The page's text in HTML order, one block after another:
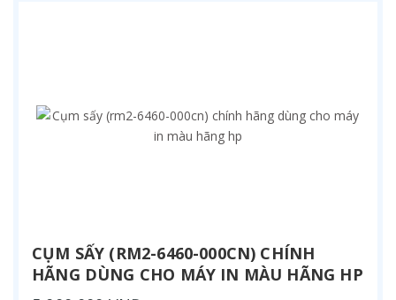
CỤM SẤY (RM2-6460-000CN) CHÍNH
HÃNG DÙNG CHO MÁY IN MÀU HÃNG HP